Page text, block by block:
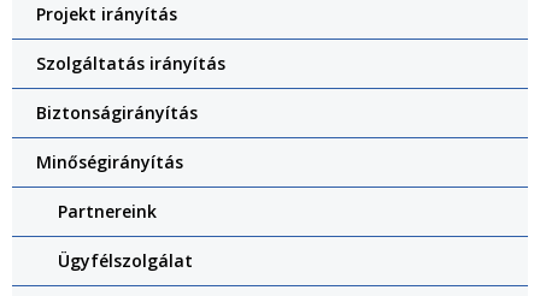
Projekt irányítás
Szolgáltatás irányítás
Biztonságirányítás
Minőségirányítás
Partnereink
Ügyfélszolgálat